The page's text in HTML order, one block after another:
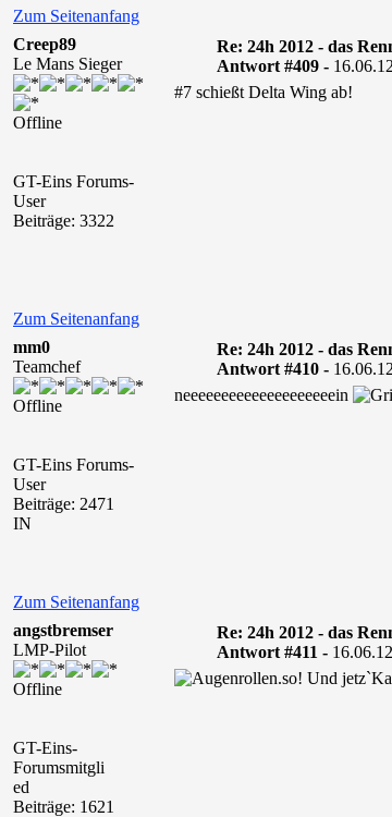
Zum Seitenanfang
Creep89
Le Mans Sieger
Offline
GT-Eins Forums-
User
Beiträge: 3322
Re: 24h 2012 - das
Antwort #409 -
#7 schießt Delta Wing ab!
Zum Seitenanfang
mm0
Teamchef
Offline
GT-Eins Forums-
User
Beiträge: 2471
IN
Re: 24h 2012 - das
Antwort #410 -
neeeeeeeeeeeeeeeeeeeein
Zum Seitenanfang
angstbremser
LMP-Pilot
Offline
GT-Eins-
Forumsmitgli
ed
Beiträge: 1621
Re: 24h 2012 - das
Antwort #411 -
.so! Und